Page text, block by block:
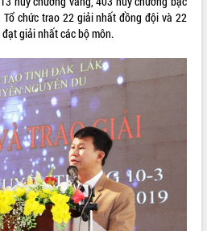
chức trao 22 giải nhất đồng đội và 22
giải nhất các bộ môn.